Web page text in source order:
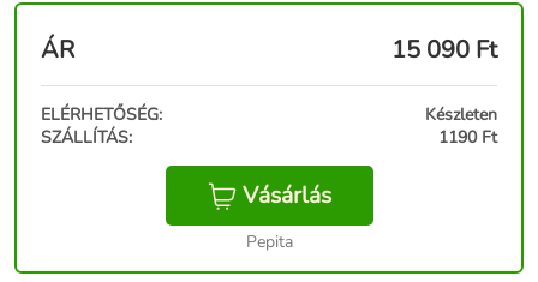
ÁR 15 090 Ft
ELÉRHETŐSÉG:
Készleten
SZÁLLÍTÁS:
1190 Ft
Vásárlás
Pepita